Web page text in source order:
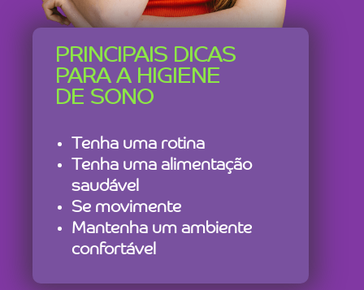
PRINCIPAIS DICAS
PARA A HIGIENE
DE SONO
Tenha uma rotina
Tenha uma alimentação
saudável
Se movimente
Mantenha um ambiente
confortável